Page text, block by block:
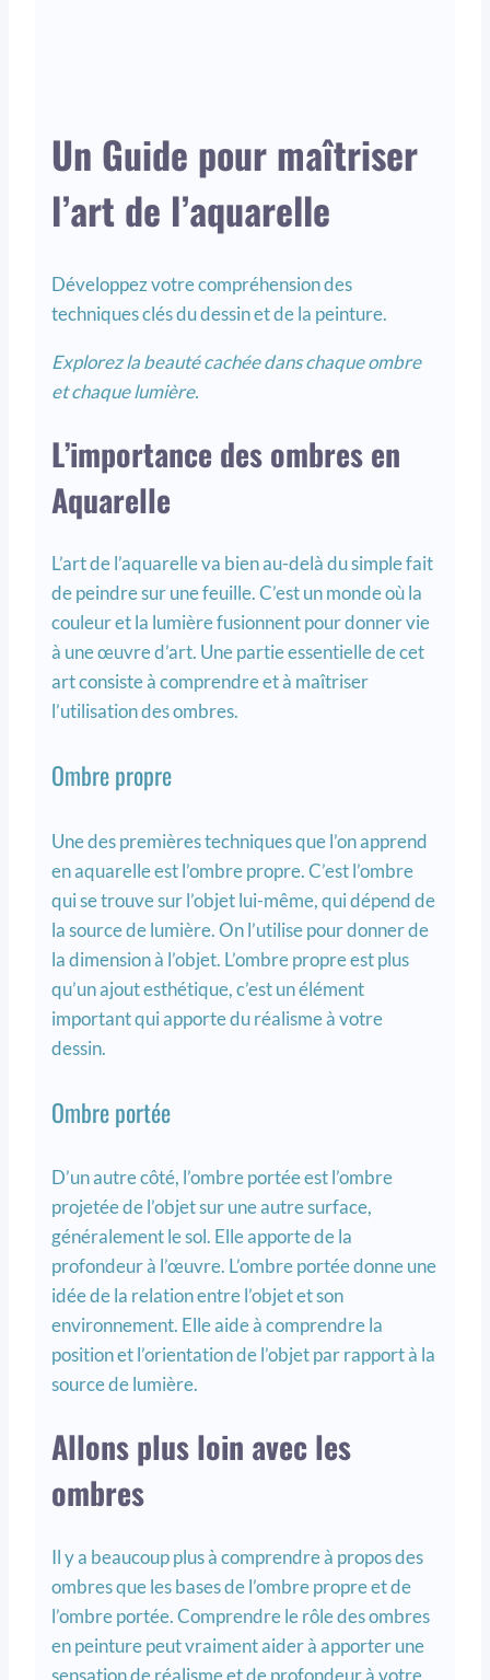
Un Guide pour maîtriser
l’art de l’aquarelle
Développez votre compréhension des
techniques clés du dessin et de la peinture.
Explorez la beauté cachée dans chaque ombre
et chaque lumière.
L’importance des ombres en
Aquarelle
L’art de l’aquarelle va bien au-delà du simple fait
de peindre sur une feuille. C’est un monde où la
couleur et la lumière fusionnent pour donner vie
à une œuvre d’art. Une partie essentielle de cet
art consiste à comprendre et à maîtriser
l’utilisation des ombres.
Ombre propre
Une des premières techniques que l’on apprend
en aquarelle est l’ombre propre. C’est l’ombre
qui se trouve sur l’objet lui-même, qui dépend de
la source de lumière. On l’utilise pour donner de
la dimension à l’objet. L’ombre propre est plus
qu’un ajout esthétique, c’est un élément
important qui apporte du réalisme à votre
dessin.
Ombre portée
D’un autre côté, l’ombre portée est l’ombre
projetée de l’objet sur une autre surface,
généralement le sol. Elle apporte de la
profondeur à l’œuvre. L’ombre portée donne une
idée de la relation entre l’objet et son
environnement. Elle aide à comprendre la
position et l’orientation de l’objet par rapport à la
source de lumière.
Allons plus loin avec les
ombres
Il y a beaucoup plus à comprendre à propos des
ombres que les bases de l’ombre propre et de
l’ombre portée. Comprendre le rôle des ombres
en peinture peut vraiment aider à apporter une
sensation de réalisme et de profondeur à votre